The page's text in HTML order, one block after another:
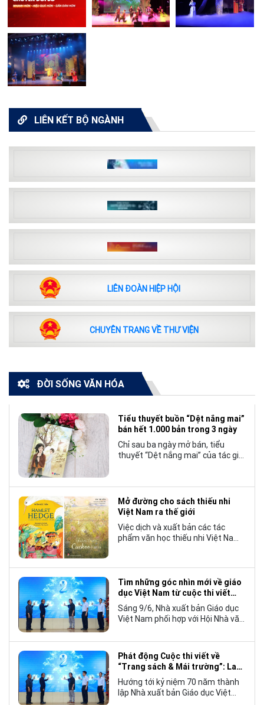
LIÊN KẾT BỘ NGÀNH
LIÊN ĐOÀN HIỆP HỘI
CHUYÊN TRANG VỀ THƯ VIỆN
ĐỜI SỐNG VĂN HÓA
Tiểu thuyết buồn “Dệt nắng mai”
bán hết 1.000 bản trong 3 ngày
Chỉ sau ba ngày mở bán, tiểu
thuyết “Dệt nắng mai” của tác giả
chương trẻ khi cán mốc 1.000 bản
tiêu thụ.
Mở đường cho sách thiếu nhi
Việt Nam ra thế giới
Việc dịch và xuất bản các tác
phẩm văn học thiếu nhi Việt Nam
tế, mà còn góp phần đưa những
câu chuyện mang đậm bản sắc
văn hóa Việt Nam bước ra thế giới.
Tìm những góc nhìn mới về giáo
dục Việt Nam từ cuộc thi viết
“Trang sách và Mái trường”
Sáng 9/6, Nhà xuất bản Giáo dục
Việt Nam phối hợp với Hội Nhà văn
cuộc thi viết về “Trang sách và
Mái trường”, hướng tới kỷ niệm 70
năm thành lập Nhà xuất bản Giáo
dục Việt Nam vào năm 2027.
Phát động Cuộc thi viết về
“Trang sách & Mái trường”: Lan
tỏa tình yêu học tập, tôn vinh
những giá trị bền vững của giáo
dục
Hướng tới kỷ niệm 70 năm thành
lập Nhà xuất bản Giáo dục Việt